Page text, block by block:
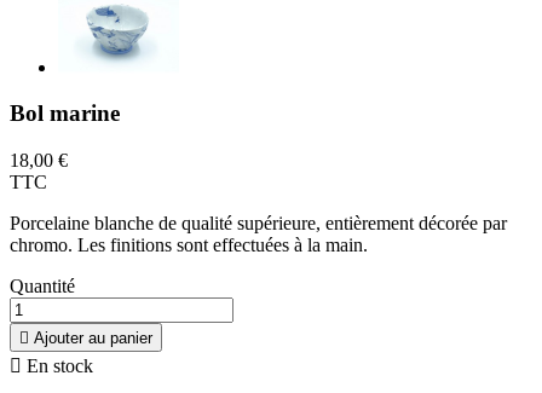
Bol marine
18,00 €
TTC
Porcelaine blanche de qualité supérieure, entièrement décorée par
chromo. Les finitions sont effectuées à la main.
Quantité
 Ajouter au panier
 En stock